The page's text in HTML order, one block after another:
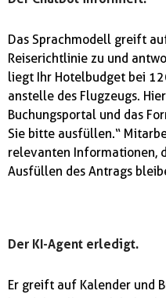
Das Sprachmodell greift
Reiserichtlinie zu und
liegt Ihr Hotelbudget bei
anstelle des Flugzeugs.
Buchungsportal und das
Sie bitte ausfüllen.“
relevanten Informationen,
Ausfüllen des Antrags
Der KI-Agent erledigt.
Er greift auf Kalender und